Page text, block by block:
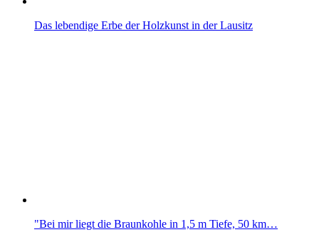
Das lebendige Erbe der Holzkunst in der Lausitz
"Bei mir liegt die Braunkohle in 1,5 m Tiefe, 50 km…